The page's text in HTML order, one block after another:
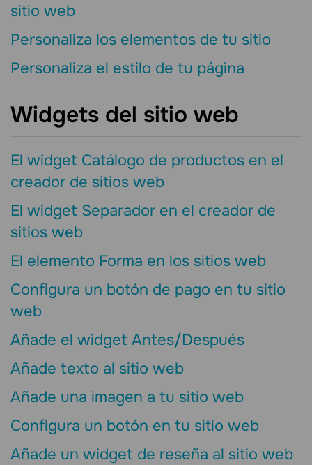
sitio web
Personaliza los elementos de tu sitio
Personaliza el estilo de tu página
Widgets del sitio web
El widget Catálogo de productos en el
creador de sitios web
El widget Separador en el creador de
sitios web
El elemento Forma en los sitios web
Configura un botón de pago en tu sitio
web
Añade el widget Antes/Después
Añade texto al sitio web
Añade una imagen a tu sitio web
Configura un botón en tu sitio web
Añade un widget de reseña al sitio web